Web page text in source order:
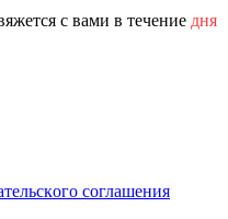
c вaми в тeчeниe дня
coглaшeния